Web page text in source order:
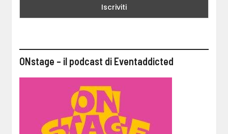
ONstage – il podcast di Eventaddicted